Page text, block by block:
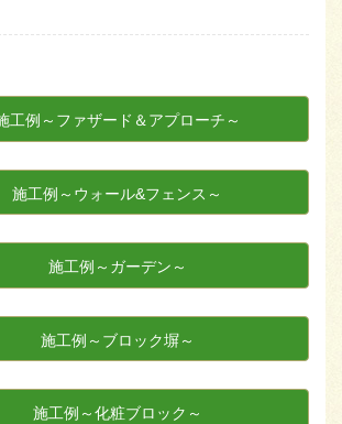
工例～ファザード＆アプローチ～
施工例～ウォール&フェンス～
施工例～ガーデン～
施工例～ブロック塀～
施工例～化粧ブロック～